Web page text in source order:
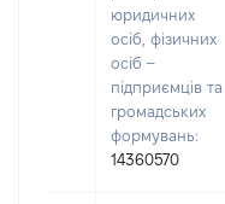
юридичних
осіб, фізичних
осіб –
підприємців та
громадських
формувань:
14360570